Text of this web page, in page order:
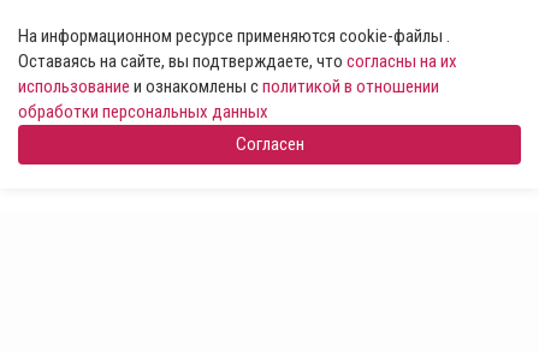
На информационном ресурсе применяются cookie-файлы .
Оставаясь на сайте, вы подтверждаете, что согласны на их
использование и ознакомлены сполитикой в отношении
обработки персональных данных
Согласен